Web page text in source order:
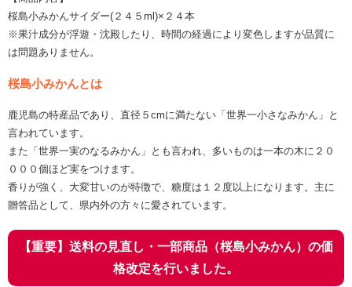
桜島小みかんサイダー(２４５ml)×２４本
※果汁成分が浮遊・沈殿したり、時間の経過により変色しますが品質に
は問題ありません。
桜島小みかんとは
鹿児島の特産品であり、直径５cmに満たない「世界一小さなみかん」と
言われています。
また「世界一実のなるみかん」とも言われ、多いものは一本の木に２０
０００個ほど実をつけます。
香りが強く、大変甘いのが特徴で、糖度は１２度以上になります。主に
贈答品として、県内外の方々に愛されています。
【重要】送料の見直し・一部商品（桜島小みかん）の価
格改定を行いました。